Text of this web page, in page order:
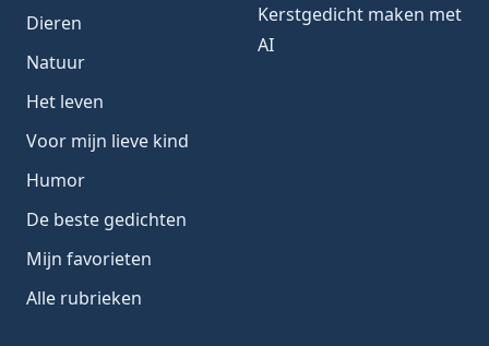
Dieren
Natuur
Het leven
Voor mijn lieve kind
Humor
De beste gedichten
Mijn favorieten
Alle rubrieken
Kerstgedicht maken met
AI